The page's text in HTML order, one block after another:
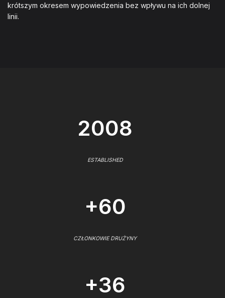
krótszym okresem wypowiedzenia bez wpływu na ich dolnej
linii.
2008
ESTABLISHED
+60
CZŁONKOWIE DRUŻYNY
+36